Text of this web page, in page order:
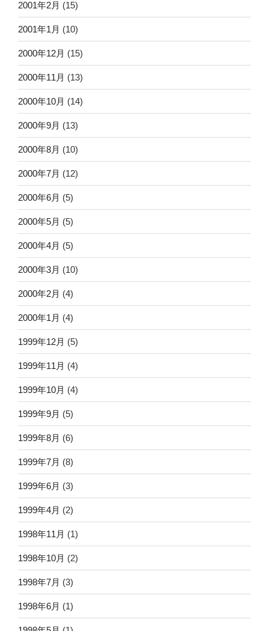
2001年2月 (15)
2001年1月 (10)
2000年12月 (15)
2000年11月 (13)
2000年10月 (14)
2000年9月 (13)
2000年8月 (10)
2000年7月 (12)
2000年6月 (5)
2000年5月 (5)
2000年4月 (5)
2000年3月 (10)
2000年2月 (4)
2000年1月 (4)
1999年12月 (5)
1999年11月 (4)
1999年10月 (4)
1999年9月 (5)
1999年8月 (6)
1999年7月 (8)
1999年6月 (3)
1999年4月 (2)
1998年11月 (1)
1998年10月 (2)
1998年7月 (3)
1998年6月 (1)